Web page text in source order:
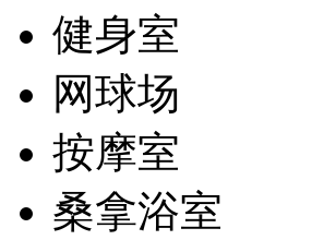
健身室
网球场
按摩室
桑拿浴室